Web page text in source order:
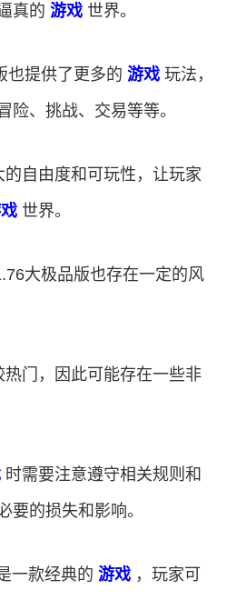
真的 游戏 世界。
也提供了更多的 游戏 玩法，
险、挑战、交易等等。
自由度和可玩性，让玩家
世界。
大极品版也存在一定的风
热门，因此可能存在一些非
时需要注意遵守相关规则和
要的损失和影响。
一款经典的 游戏 ，玩家可